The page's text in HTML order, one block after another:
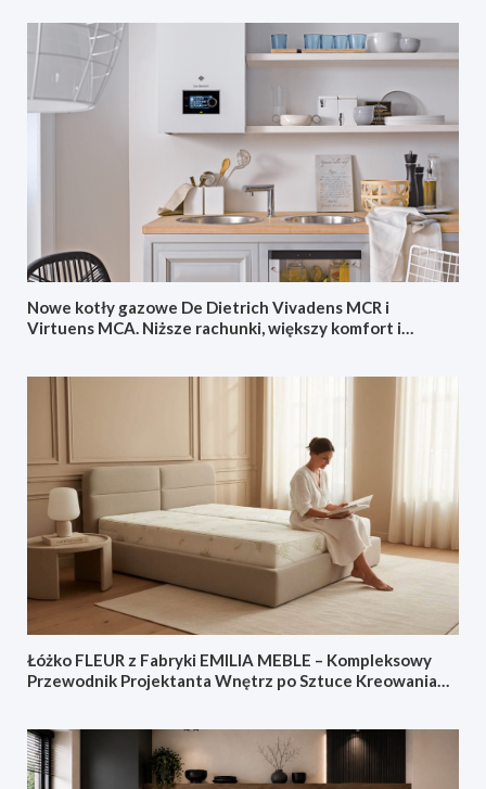
Nowe kotły gazowe De Dietrich Vivadens MCR i
Virtuens MCA. Niższe rachunki, większy komfort i
Łóżko FLEUR z Fabryki EMILIA MEBLE – Kompleksowy
Przewodnik Projektanta Wnętrz po Sztuce Kreowania